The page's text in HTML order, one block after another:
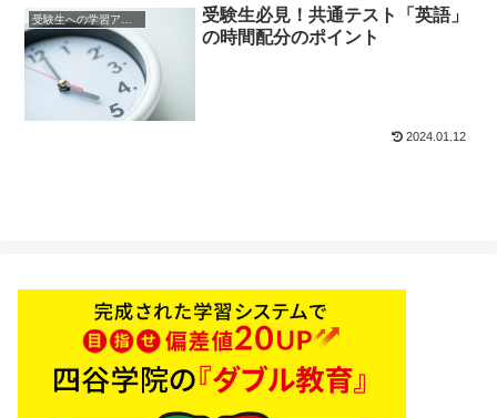
受験生への学習アドバイス
受験生必見！共通テスト「英語」
の時間配分のポイント
2024.01.12